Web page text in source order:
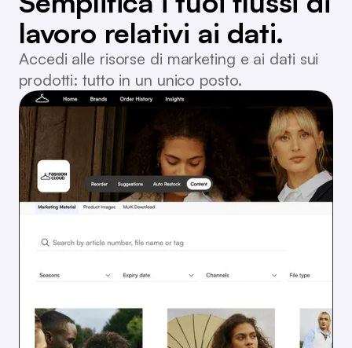
lavoro relativi ai dati.
Accedi alle risorse di marketing e ai dati sui
prodotti: tutto in un unico posto.